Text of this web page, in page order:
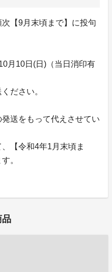
【9月末頃まで】に投句
月10日(日)（当日消印有
ださい。
送をもって代えさせてい
【令和4年1月末頃ま
。
品